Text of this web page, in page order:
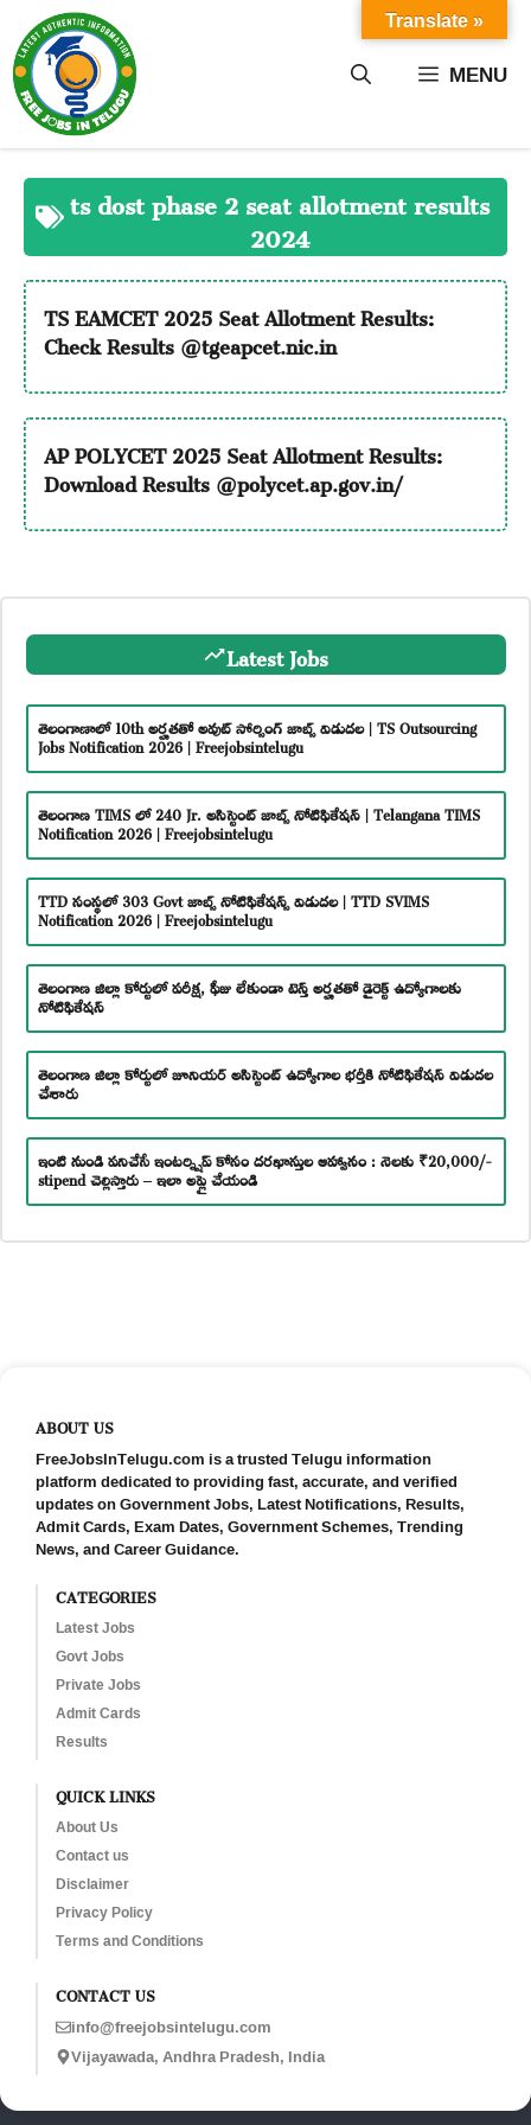
content MENU
ts dost phase 2 seat allotment results
2024
TS EAMCET 2025 Seat Allotment Results:
Check Results @tgeapcet.nic.in
AP POLYCET 2025 Seat Allotment Results:
Download Results @polycet.ap.gov.in/
Latest Jobs
తెలంగాణాలో 10th అర్హతతో అవుట్ సోర్సింగ్ జాబ్స్ విడుదల | TS Outsourcing
Jobs Notification 2026 | Freejobsintelugu
తెలంగాణ TIMS లో 240 Jr. అసిస్టెంట్ జాబ్స్ నోటిఫికేషన్ | Telangana TIMS
Notification 2026 | Freejobsintelugu
TTD సంస్థలో 303 Govt జాబ్స్ నోటిఫికేషన్స్ విడుదల | TTD SVIMS
Notification 2026 | Freejobsintelugu
తెలంగాణ జిల్లా కోర్టులో పరీక్ష, ఫీజు లేకుండా టెన్త్ అర్హతతో డైరెక్ట్ ఉద్యోగాలకు
నోటిఫికేషన్
తెలంగాణ జిల్లా కోర్టులో జూనియర్ అసిస్టెంట్ ఉద్యోగాల భర్తీకి నోటిఫికేషన్ విడుదల
చేశారు
ఇంటి నుండి పనిచేసే ఇంటర్న్షిప్ కోసం దరఖాస్తుల ఆహ్వానం : నెలకు ₹20,000/-
stipend చెల్లిస్తారు – ఇలా అప్లై చేయండి
ABOUT US
FreeJobsInTelugu.com is a trusted Telugu information
platform dedicated to providing fast, accurate, and verified
updates on Government Jobs, Latest Notifications, Results,
Admit Cards, Exam Dates, Government Schemes, Trending
News, and Career Guidance.
CATEGORIES
Latest Jobs
Govt Jobs
Private Jobs
Admit Cards
Results
QUICK LINKS
About Us
Contact us
Disclaimer
Privacy Policy
Terms and Conditions
CONTACT US
info@freejobsintelugu.com
Vijayawada, Andhra Pradesh, India
Translate »